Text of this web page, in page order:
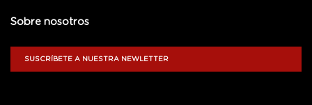
Sobre nosotros
SUSCRÍBETE A NUESTRA NEWLETTER